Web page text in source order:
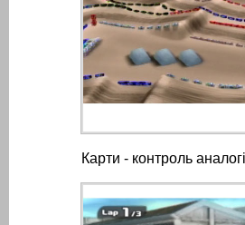
Карти - контроль